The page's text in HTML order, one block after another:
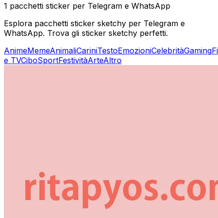
1 pacchetti sticker per Telegram e WhatsApp
Esplora pacchetti sticker sketchy per Telegram e
WhatsApp. Trova gli sticker sketchy perfetti.
AnimeMemeAnimaliCariniTestoEmozioniCelebritàGaming
e TVCiboSportFestivitàArteAltro